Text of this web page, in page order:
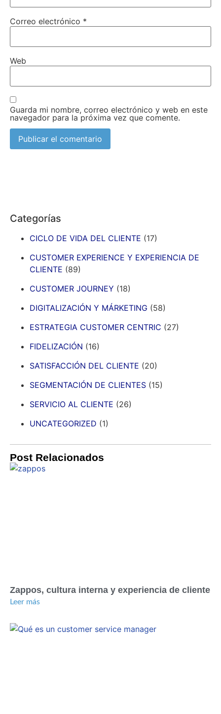
Correo electrónico *
Web
Guarda mi nombre, correo electrónico y web en este
navegador para la próxima vez que comente.
Categorías
CICLO DE VIDA DEL CLIENTE (17)
CUSTOMER EXPERIENCE Y EXPERIENCIA DE
CLIENTE (89)
CUSTOMER JOURNEY (18)
DIGITALIZACIÓN Y MÁRKETING (58)
ESTRATEGIA CUSTOMER CENTRIC (27)
FIDELIZACIÓN (16)
SATISFACCIÓN DEL CLIENTE (20)
SEGMENTACIÓN DE CLIENTES (15)
SERVICIO AL CLIENTE (26)
UNCATEGORIZED (1)
Post Relacionados
Zappos, cultura interna y experiencia de cliente
Leer más